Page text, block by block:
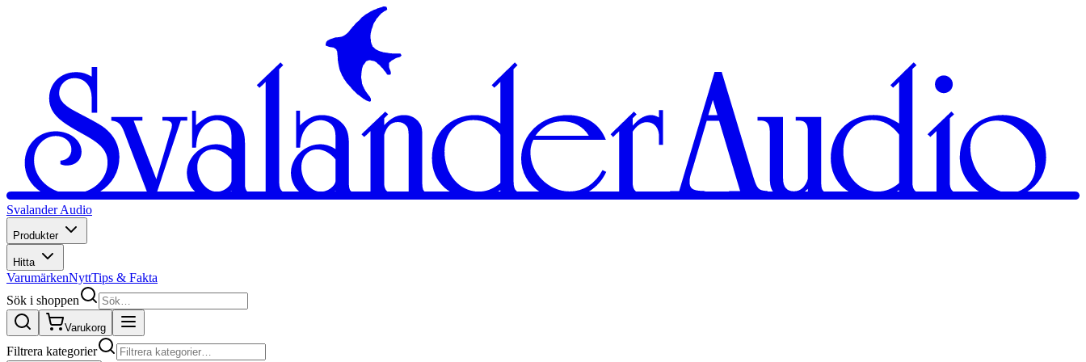
Svalander Audio
Produkter
Hitta
VarumärkenNyttTips & Fakta
Sök i shoppen
Varukorg
Filtrera kategorier